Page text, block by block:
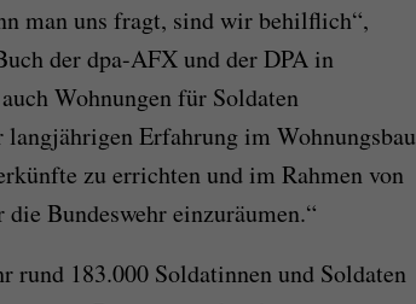
man uns fragt, sind wir behilflich“,
der dpa-AFX und der DPA in
Wohnungen für Soldaten
Erfahrung im Wohnungsbau
zu errichten und im Rahmen von
Bundeswehr einzuräumen.“
rund 183.000 Soldatinnen und Soldaten